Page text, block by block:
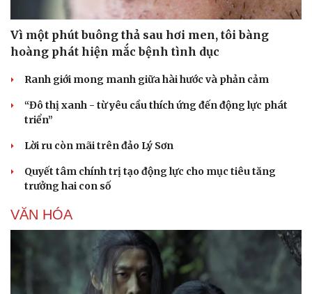
Vì một phút buông thả sau hơi men, tôi bàng
hoàng phát hiện mắc bệnh tình dục
Ranh giới mong manh giữa hài hước và phản cảm
“Đô thị xanh - từ yêu cầu thích ứng đến động lực phát
triển”
Lời ru còn mãi trên đảo Lý Sơn
Quyết tâm chính trị tạo động lực cho mục tiêu tăng
trưởng hai con số
VĂN HÓA